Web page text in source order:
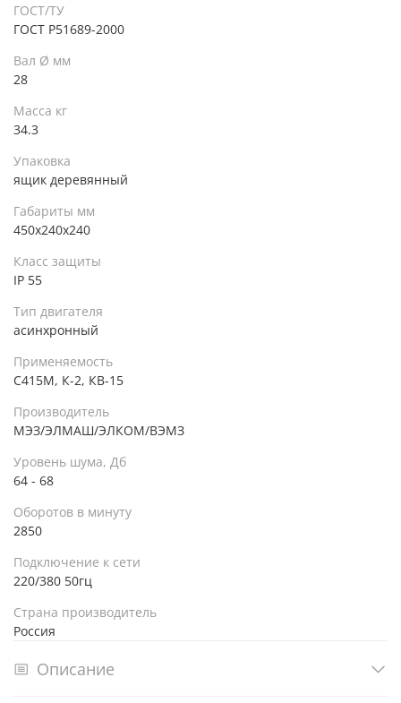
ГОСТ/ТУ
ГОСТ Р51689-2000
Вал Ø мм
28
Масса кг
34.3
Упаковка
ящик деревянный
Габариты мм
450х240х240
Класс защиты
IP 55
Тип двигателя
асинхронный
Применяемость
С415М, К-2, КВ-15
Производитель
МЭЗ/ЭЛМАШ/ЭЛКОМ/ВЭМЗ
Уровень шума, Дб
64 - 68
Оборотов в минуту
2850
Подключение к сети
220/380 50гц
Страна производитель
Россия
Описание